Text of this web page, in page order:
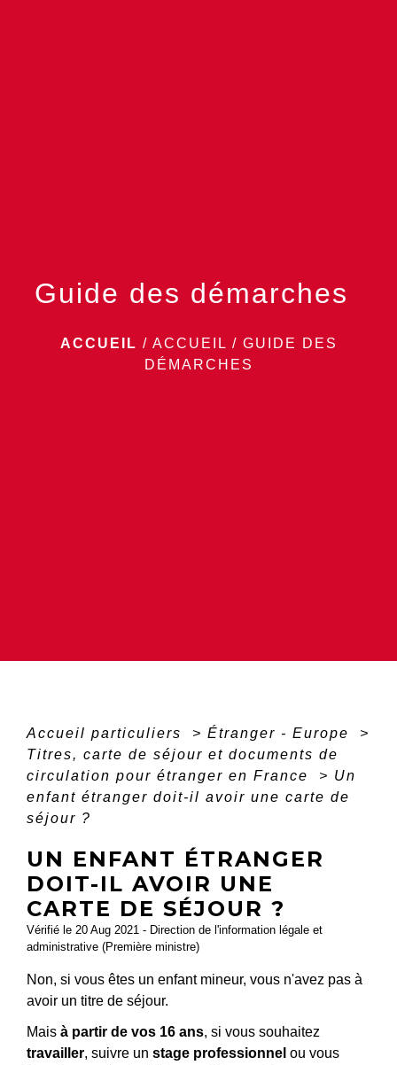
Guide des démarches
ACCUEIL / ACCUEIL / GUIDE DES
DÉMARCHES
Accueil particuliers > Étranger - Europe
>
Titres, carte de séjour et documents de
circulation pour étranger en France
> Un
enfant étranger doit-il avoir une carte de
séjour ?
UN ENFANT ÉTRANGER
DOIT-IL AVOIR UNE
CARTE DE SÉJOUR ?
Vérifié le 20 Aug 2021 - Direction de l'information légale et
administrative (Première ministre)
Non, si vous êtes un enfant mineur, vous n'avez pas à
avoir un titre de séjour.
Mais à partir de vos 16 ans, si vous souhaitez
travailler, suivre un stage professionnel ou vous